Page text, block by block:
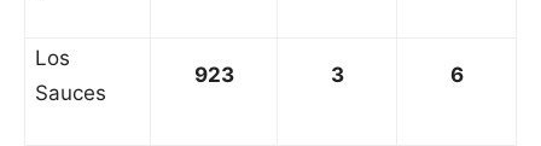
Los
Sauces
923 3 6